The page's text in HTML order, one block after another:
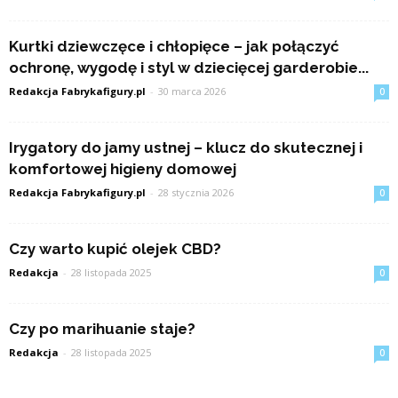
Kurtki dziewczęce i chłopięce – jak połączyć
ochronę, wygodę i styl w dziecięcej garderobie...
Redakcja Fabrykafigury.pl - 30 marca 2026 0
Irygatory do jamy ustnej – klucz do skutecznej i
komfortowej higieny domowej
Redakcja Fabrykafigury.pl - 28 stycznia 2026 0
Czy warto kupić olejek CBD?
Redakcja - 28 listopada 2025 0
Czy po marihuanie staje?
Redakcja - 28 listopada 2025 0